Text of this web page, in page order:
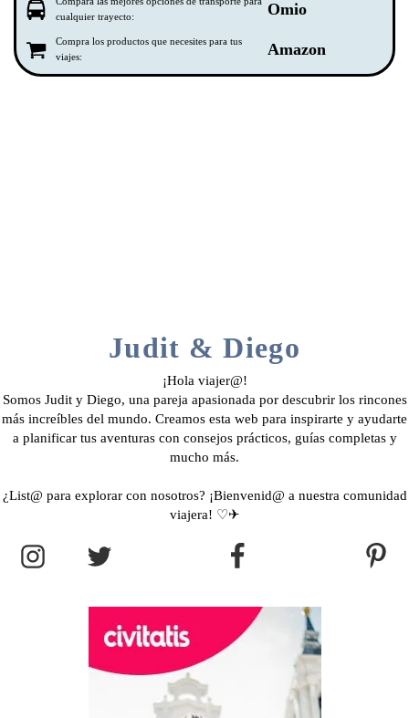
cualquier trayecto:
Omio
Compra los productos que necesites para tus
viajes:
Amazon
Judit & Diego
¡Hola viajer@!
Somos Judit y Diego, una pareja apasionada por descubrir los rincones
más increíbles del mundo. Creamos esta web para inspirarte y ayudarte
a planificar tus aventuras con consejos prácticos, guías completas y
mucho más.
¿List@ para explorar con nosotros? ¡Bienvenid@ a nuestra comunidad
viajera! ♡✈︎